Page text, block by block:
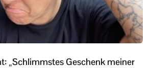
„Schlimmstes Geschenk meiner